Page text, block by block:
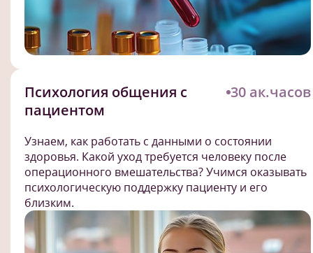
Психология общения с
пациентом
30 ак.часов
Узнаем, как работать с данными о состоянии
здоровья. Какой уход требуется человеку после
операционного вмешательства? Учимся оказывать
психологическую поддержку пациенту и его
близким.